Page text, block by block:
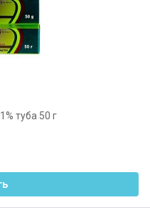
туба 50 г